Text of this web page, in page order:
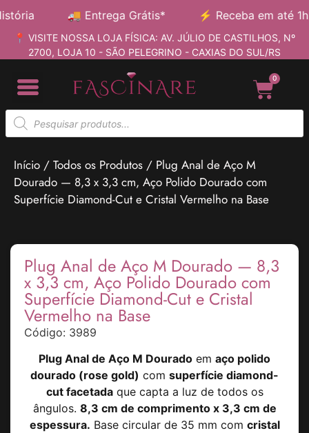
Entrega Grátis* Receba em até 1h
📍 VISITE NOSSA LOJA FÍSICA: AV. JÚLIO DE CASTILHOS, Nº
2700, LOJA 10 - SÃO PELEGRINO - CAXIAS DO SUL/RS
0
Início / Todos os Produtos / Plug Anal de Aço M
Dourado — 8,3 x 3,3 cm, Aço Polido Dourado com
Superfície Diamond-Cut e Cristal Vermelho na Base
Plug Anal de Aço M Dourado — 8,3
x 3,3 cm, Aço Polido Dourado com
Superfície Diamond-Cut e Cristal
Vermelho na Base
Código: 3989
Plug Anal de Aço M Dourado em aço polido
dourado (rose gold) com superfície diamond-
cut facetadaque capta a luz de todos os
ângulos. 8,3 cm de comprimento x 3,3 cm de
espessura. Base circular de 35 mm com cristal